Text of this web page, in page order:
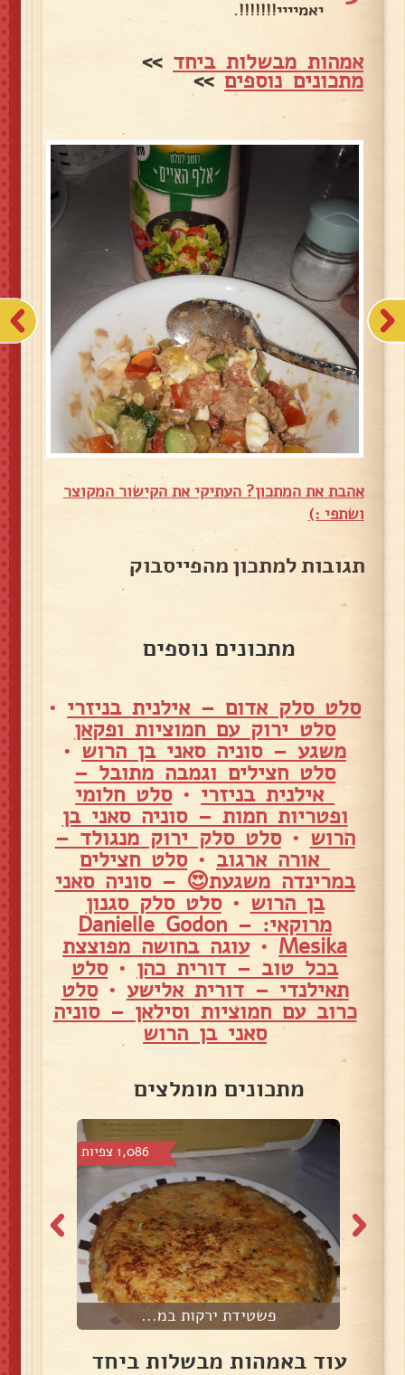
יאמיייי!!!!!!!.
אמהות מבשלות ביחד >>
מתכונים נוספים>>
אהבת את המתכון? העתיקי את הקישור המקוצר
ושתפי :)
תגובות למתכון מהפייסבוק
מתכונים נוספים
סלט סלק אדום – אילנית בניזרי •
סלט ירוק עם חמוציות ופקאן
משגע – סוניה סאני בן הרוש •
סלט חצילים וגמבה מתובל –
אילנית בניזרי •סלט חלומי
ופטריות חמות – סוניה סאני בן
הרוש •סלט סלק ירוק מנגולד –
אורה ארגוב •סלט חצילים
במרינדה משגעת😍 – סוניה סאני
בן הרוש •סלט סלק סגנון
מרוקאי: – Danielle Godon
Mesika
•עוגה בחושה מפוצצת
בכל טוב – דורית כהן •סלט
תאילנדי – דורית אלישע •סלט
כרוב עם חמוציות וסילאן – סוניה
סאני בן הרוש
מתכונים מומלצים
1,086 צפיות
פשטידת ירקות במ...
עוד באמהות מבשלות ביחד